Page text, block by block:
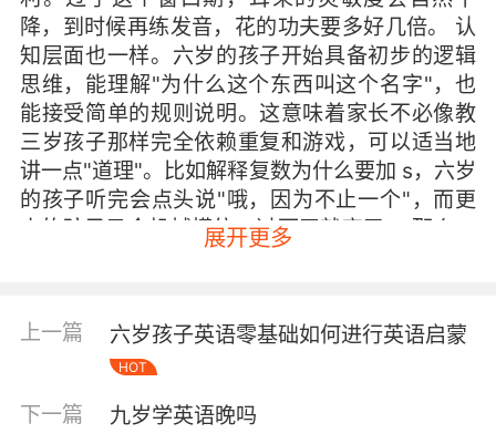
降，到时候再练发音，花的功夫要多好几倍。 认
知层面也一样。六岁的孩子开始具备初步的逻辑
思维，能理解"为什么这个东西叫这个名字"，也
能接受简单的规则说明。这意味着家长不必像教
三岁孩子那样完全依赖重复和游戏，可以适当地
讲一点"道理"。比如解释复数为什么要加 s，六岁
的孩子听完会点头说"哦，因为不止一个"，而更
小的孩子只会机械模仿，过两天就忘了。 那么，
具体怎么做？我的建议是，把重心放在"听"上，
片当背景音放着就行，那种输入效率很低。有效
的听力启蒙，需要可理解——孩子得大概知道听
到的内容是什么意思。比如先看一遍中文版的故
事，再听英文版；或者看画面极其清晰的英文动
画，画面本身就在"翻译"台词。每天保证半小时
展开更多
上一篇 六岁孩子英语零基础如何进行英语启蒙
HOT
下一篇 九岁学英语晚吗